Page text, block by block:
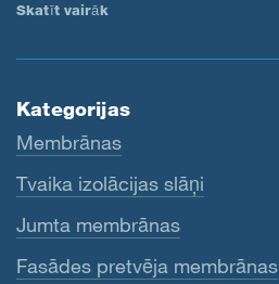
Skatīt vairāk
Kategorijas
Membrānas
Tvaika izolācijas slāņi
Jumta membrānas
Fasādes pretvēja membrānas